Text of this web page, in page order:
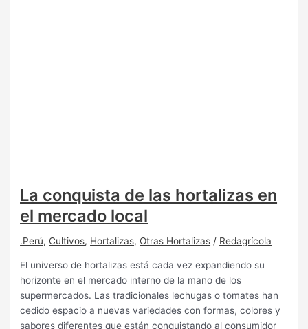
La conquista de las hortalizas en
el mercado local
.Perú, Cultivos, Hortalizas, Otras Hortalizas / Redagrícola
El universo de hortalizas está cada vez expandiendo su
horizonte en el mercado interno de la mano de los
supermercados. Las tradicionales lechugas o tomates han
cedido espacio a nuevas variedades con formas, colores y
sabores diferentes que están conquistando al consumidor